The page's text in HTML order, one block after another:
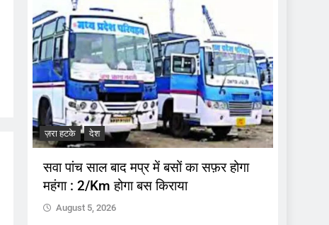
ज़रा हटके देश
सवा पांच साल बाद मप्र में बसों का सफ़र होगा
महंगा : 2/Km होगा बस किराया
August 5, 2026